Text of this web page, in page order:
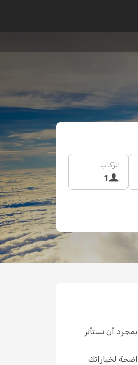
الرُكاب
1
أن تستأثر
لخياراتك